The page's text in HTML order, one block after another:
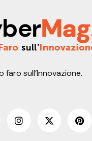
faro sull’Innovazione.